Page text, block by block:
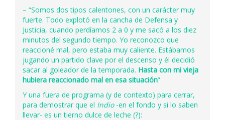
– “Somos dos tipos calentones, con un carácter muy
fuerte. Todo explotó en la cancha de Defensa y
Justicia, cuando perdíamos 2 a 0 y me sacó a los diez
minutos del segundo tiempo. Yo reconozco que
reaccioné mal, pero estaba muy caliente. Estábamos
jugando un partido clave por el descenso y él decidió
sacar al goleador de la temporada. Hasta con mi vieja
hubiera reaccionado mal en esa situación”
Y una fuera de programa (y de contexto) para cerrar,
para demostrar que el Indio-en el fondo y si lo saben
llevar- es un tierno dulce de leche (?):